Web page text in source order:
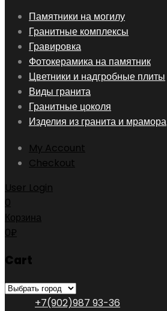
Skip
content
Памятники на могилу
Гранитные комплексы
Гравировка
Фотокерамика на памятник
Цветники и надгробные плиты
Виды гранита
Гранитные цоколя
Изделия из гранита и мрамора
My Account
Checkout
User Login
0
Корзина
0₽
Cart
+7(902)987 93-36